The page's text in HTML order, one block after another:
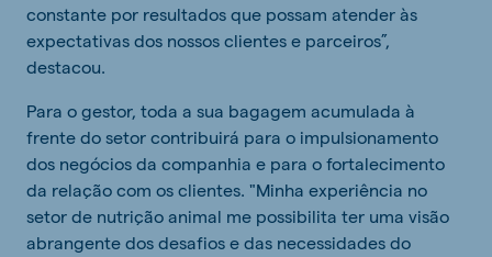
constante por resultados que possam atender às
expectativas dos nossos clientes e parceiros”,
destacou.
Para o gestor, toda a sua bagagem acumulada à
frente do setor contribuirá para o impulsionamento
dos negócios da companhia e para o fortalecimento
da relação com os clientes. "Minha experiência no
setor de nutrição animal me possibilita ter uma visão
abrangente dos desafios e das necessidades do